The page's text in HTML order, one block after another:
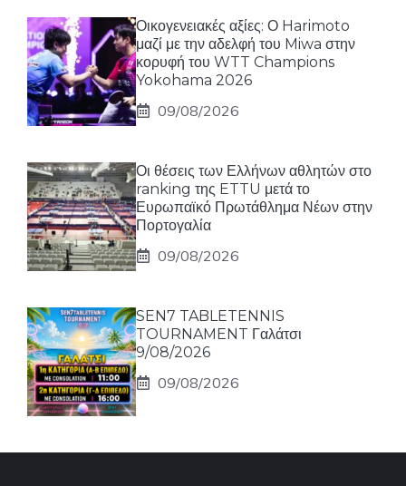
Οικογενειακές αξίες: Ο Harimoto
μαζί με την αδελφή του Miwa στην
κορυφή του WTT Champions
Yokohama 2026
09/08/2026
Οι θέσεις των Ελλήνων αθλητών στο
ranking της ETTU μετά το
Ευρωπαϊκό Πρωτάθλημα Νέων στην
Πορτογαλία
09/08/2026
SEN7 TABLETENNIS
TOURNAMENT Γαλάτσι
9/08/2026
09/08/2026